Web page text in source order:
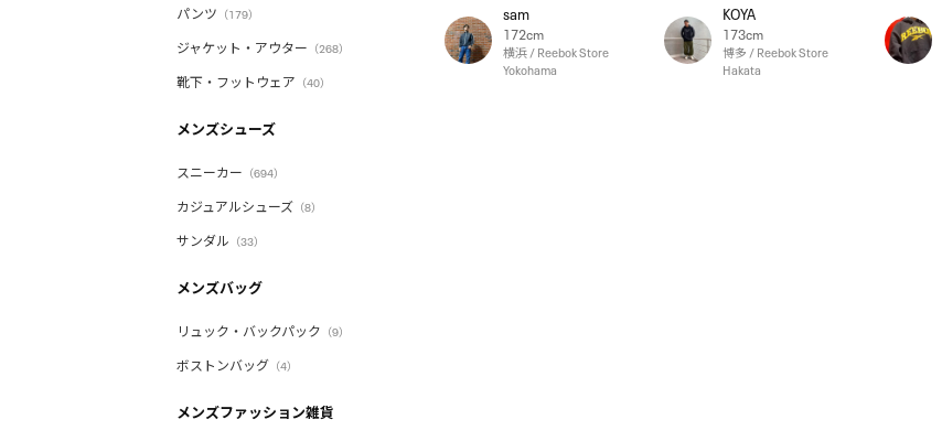
パンツ （179）
ジャケット・アウター （268）
靴下・フットウェア （40）
メンズシューズ
スニーカー （694）
カジュアルシューズ （8）
サンダル （33）
メンズバッグ
リュック・バックパック （9）
ボストンバッグ （4）
メンズファッション雑貨
sam
172cm
横浜 / Reebok Store
Yokohama
KOYA
173cm
博多 / Reebok Store
Hakata